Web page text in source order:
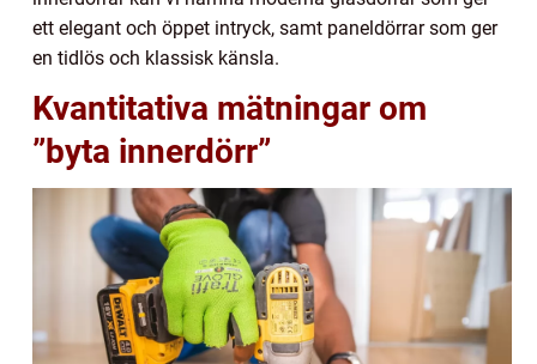
ett elegant och öppet intryck, samt paneldörrar som ger
en tidlös och klassisk känsla.
Kvantitativa mätningar om
”byta innerdörr”